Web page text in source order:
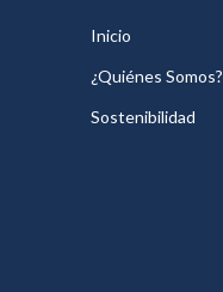
Inicio
¿Quiénes Somos?
Sostenibilidad